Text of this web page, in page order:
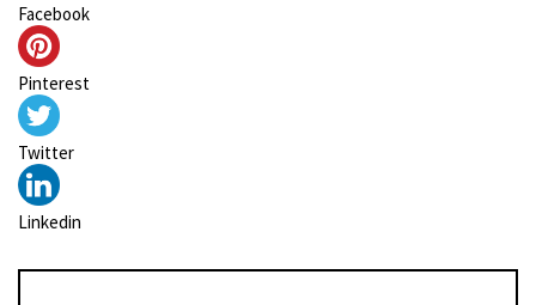
Facebook
Pinterest
Twitter
Linkedin